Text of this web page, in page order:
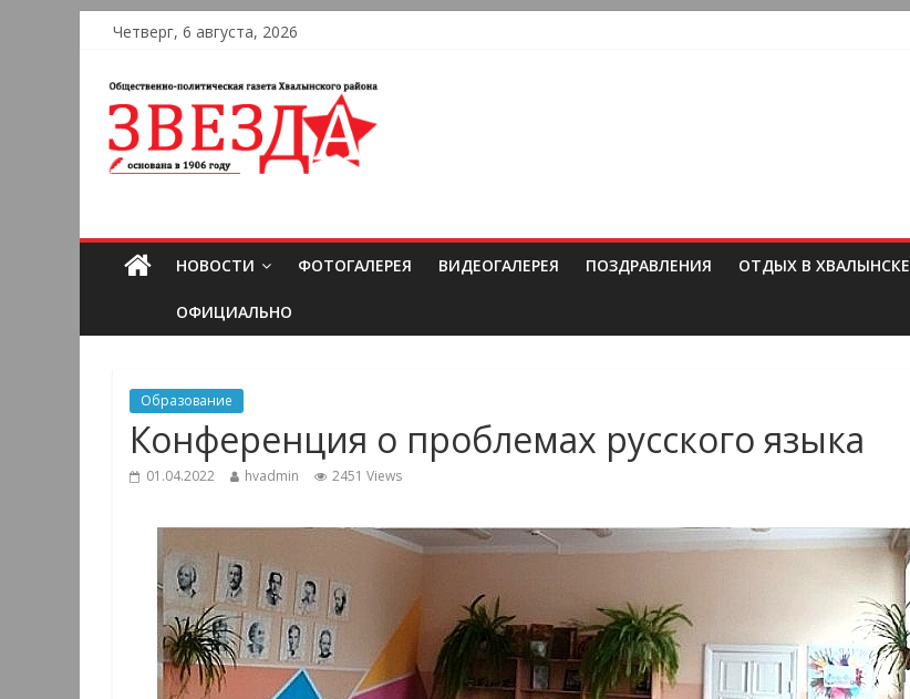
Четверг, 6 августа, 2026
НОВОСТИ ФОТОГАЛЕРЕЯ ВИДЕОГАЛЕРЕЯ ПОЗДРАВЛЕНИЯ ОТДЫХ В ХВАЛЫНСКЕ
ОФИЦИАЛЬНО
Образование
Конференция о проблемах русского языка
01.04.2022 hvadmin 2451 Views